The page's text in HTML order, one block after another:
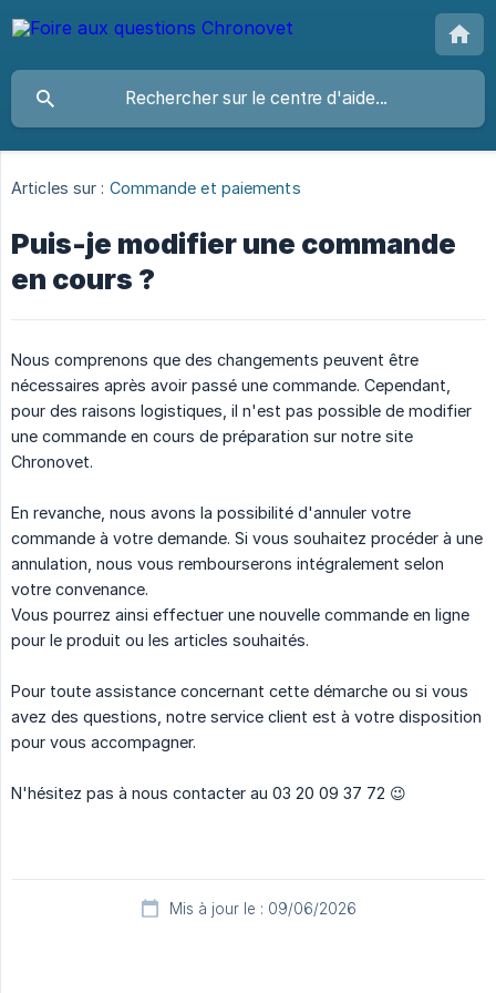
Articles sur : Commande et paiements
Puis-je modifier une commande
en cours ?
Nous comprenons que des changements peuvent être
nécessaires après avoir passé une commande. Cependant,
pour des raisons logistiques, il n'est pas possible de modifier
une commande en cours de préparation sur notre site
Chronovet.
En revanche, nous avons la possibilité d'annuler votre
commande à votre demande. Si vous souhaitez procéder à une
annulation, nous vous rembourserons intégralement selon
votre convenance.
Vous pourrez ainsi effectuer une nouvelle commande en ligne
pour le produit ou les articles souhaités.
Pour toute assistance concernant cette démarche ou si vous
avez des questions, notre service client est à votre disposition
pour vous accompagner.
N'hésitez pas à nous contacter au 03 20 09 37 72 😉
Mis à jour le : 09/06/2026